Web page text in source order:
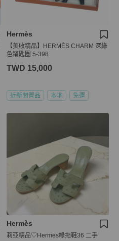
Hermès
【美收精品】HERMÈS CHARM 深綠
色鑰匙圈 5-398
TWD 15,000
近新閒置品 本地 免運
Hermès
莉亞精品♡Hermes綠拖鞋36 二手